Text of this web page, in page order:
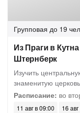
Групповая до 19
Из Праги в
Штернберк
Изучить
знаменитую
Расписание: во
11 авг в 09:00 16